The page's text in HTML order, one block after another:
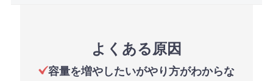
よくある原因
容量を増やしたいがやり方がわからな